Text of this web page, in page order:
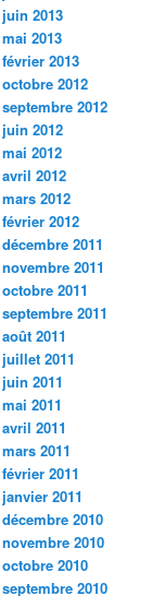
juin 2013
mai 2013
février 2013
octobre 2012
septembre 2012
juin 2012
mai 2012
avril 2012
mars 2012
février 2012
décembre 2011
novembre 2011
octobre 2011
septembre 2011
août 2011
juillet 2011
juin 2011
mai 2011
avril 2011
mars 2011
février 2011
janvier 2011
décembre 2010
novembre 2010
octobre 2010
septembre 2010